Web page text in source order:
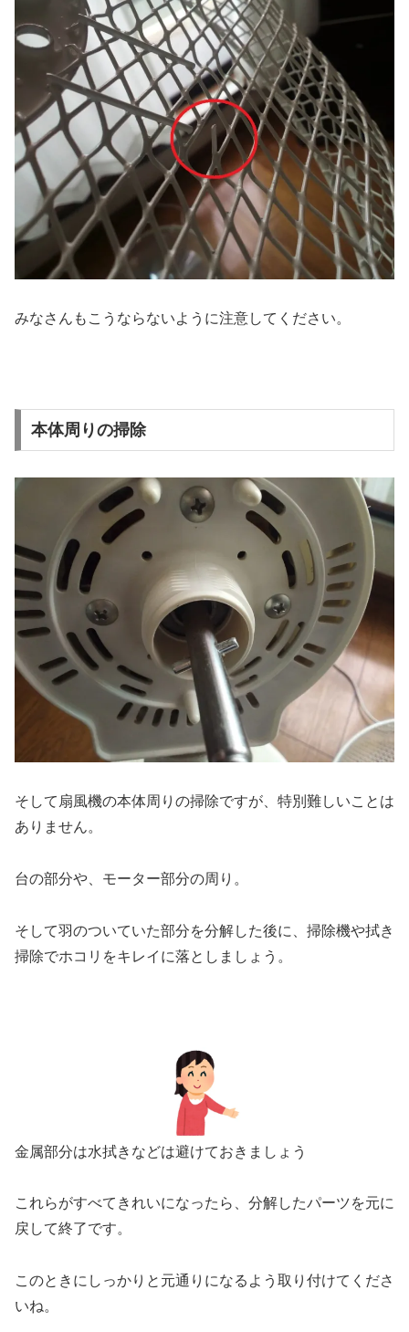
みなさんもこうならないように注意してください。
本体周りの掃除
そして扇風機の本体周りの掃除ですが、特別難しいことは
ありません。
台の部分や、モーター部分の周り。
そして羽のついていた部分を分解した後に、掃除機や拭き
掃除でホコリをキレイに落としましょう。
金属部分は水拭きなどは避けておきましょう
これらがすべてきれいになったら、分解したパーツを元に
戻して終了です。
このときにしっかりと元通りになるよう取り付けてくださ
いね。